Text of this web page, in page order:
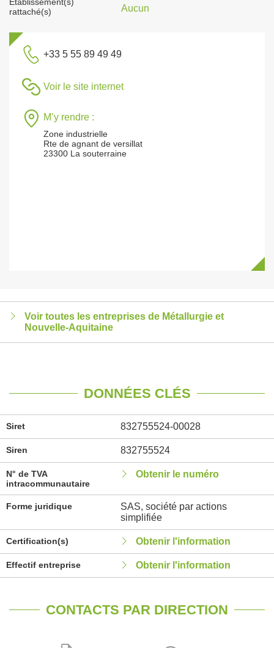
rattaché(s)
Aucun
+33 5 55 89 49 49
Voir le site internet
M’y rendre :
Zone industrielle
Rte de agnant de versillat
23300 La souterraine
Voir toutes les entreprises de Métallurgie et
Nouvelle-Aquitaine
DONNÉES CLÉS
Siret 832755524-00028
Siren 832755524
N° de TVA
intracommunautaire
Obtenir le numéro
Forme juridique
SAS, société par actions
simplifiée
Certification(s) Obtenir l'information
Effectif entreprise Obtenir l'information
CONTACTS PAR DIRECTION